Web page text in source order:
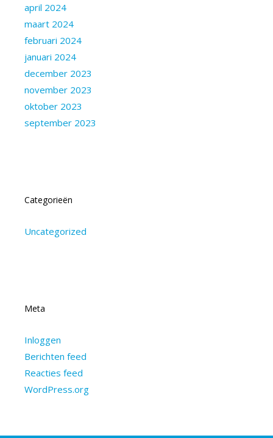
april 2024
maart 2024
februari 2024
januari 2024
december 2023
november 2023
oktober 2023
september 2023
Categorieën
Uncategorized
Meta
Inloggen
Berichten feed
Reacties feed
WordPress.org